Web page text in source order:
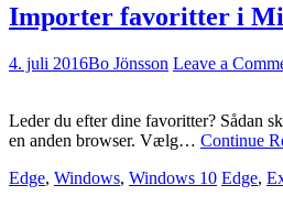
Importer favoritter i
4. juli 2016Bo Jönsson Leave a
Leder du efter dine favoritter? Sådan
en anden browser. Vælg… Continue
Edge, Windows, Windows 10 Edge,